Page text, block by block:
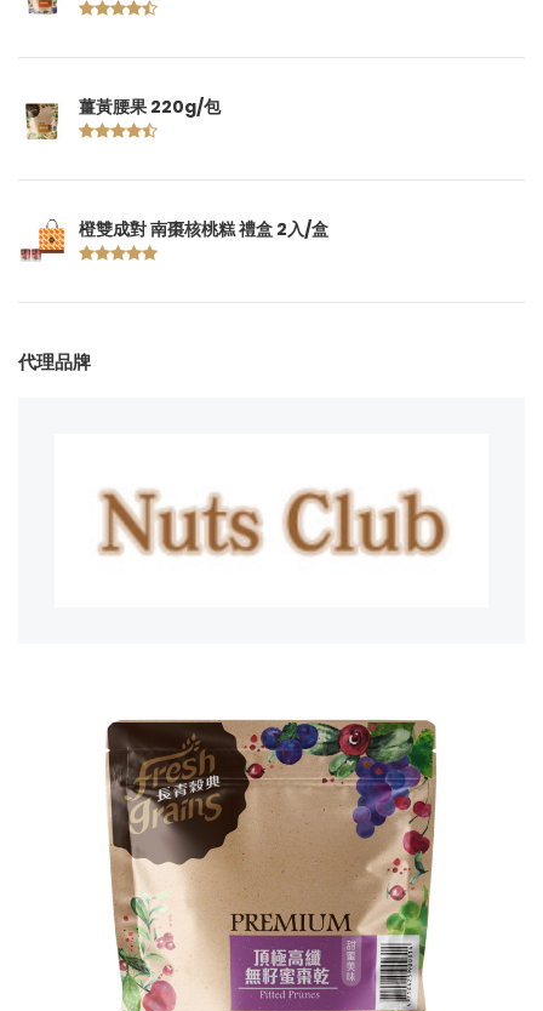
薑黃腰果 220g/包
橙雙成對 南棗核桃糕 禮盒 2入/盒
代理品牌